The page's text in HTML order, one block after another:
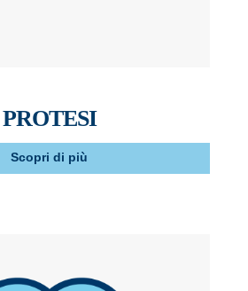
PROTESI
Scopri di più